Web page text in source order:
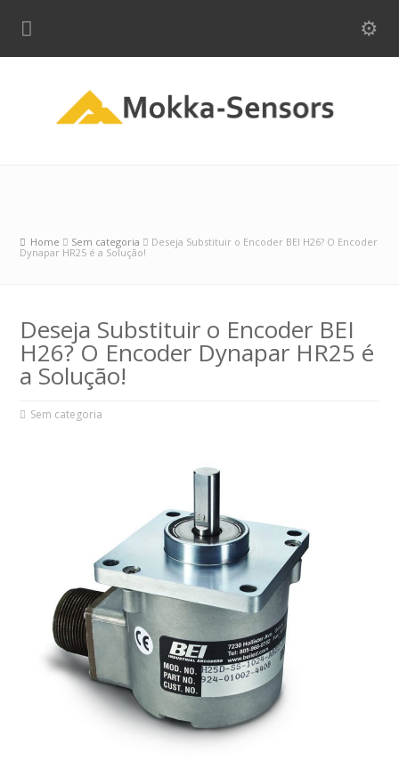
Home Sem categoria
Deseja Substituir o Encoder BEI H26? O Encoder
Dynapar HR25 é a Solução!
Deseja Substituir o Encoder BEI
H26? O Encoder Dynapar HR25 é
a Solução!
Sem categoria